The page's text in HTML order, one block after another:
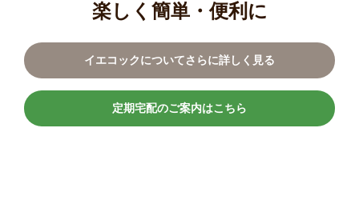
楽しく簡単・便利に
イエコックについてさらに詳しく見る
定期宅配のご案内はこちら